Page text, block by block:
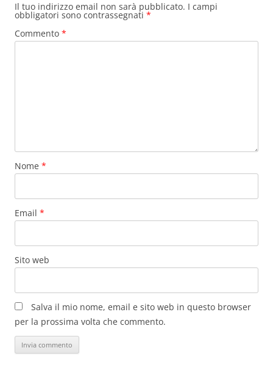
Il tuo indirizzo email non sarà pubblicato. I campi
obbligatori sono contrassegnati *
Commento *
Nome *
Email *
Sito web
Salva il mio nome, email e sito web in questo browser
per la prossima volta che commento.